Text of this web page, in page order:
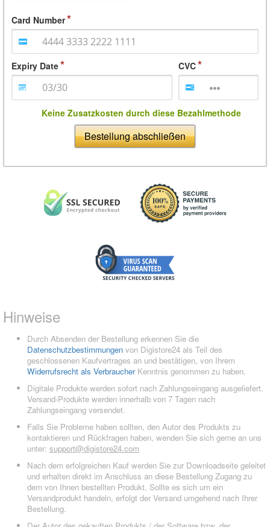
Card Number
Expiry Date CVC
Keine Zusatzkosten durch diese Bezahlmethode
Bestellung abschließen
Hinweise
Durch Absenden der Bestellung erkennen Sie die
Datenschutzbestimmungen von Digistore24 als Teil des
geschlossenen Kaufvertrages an und bestätigen, von Ihrem
Widerrufsrecht als VerbraucherKenntnis genommen zu haben.
Digitale Produkte werden sofort nach Zahlungseingang ausgeliefert.
Versand-Produkte werden innerhalb von 7 Tagen nach
Zahlungseingang versendet.
Falls Sie Probleme haben sollten, den Autor des Produkts zu
kontaktieren und Rückfragen haben, wenden Sie sich gerne an uns
unter: support@digistore24.com
Nach dem erfolgreichen Kauf werden Sie zur Downloadseite geleitet
und erhalten direkt im Anschluss an diese Bestellung Zugang zu
dem von Ihnen bestellten Produkt. Sollte es sich um ein
Versandprodukt handeln, erfolgt der Versand umgehend nach Ihrer
Bestellung.